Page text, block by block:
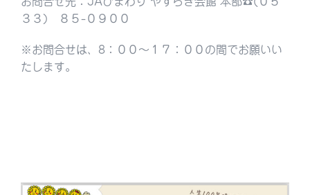
３３) ８５-０９００
※お問合せは、8：００〜１７：００の間でお願いい
たします。